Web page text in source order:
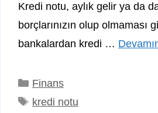
Kredi notu, aylık gelir ya da
borçlarınızın olup olmaması
bankalardan kredi …
Kategoriler
Finans
Etiketler
kredi notu